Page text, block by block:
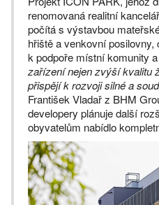
renomovaná realitní
počítá s výstavbou
hřiště a venkovní
k podpoře místní komunity
zařízení nejen zvýší kvalitu
přispějí k rozvoji silné a
František Vladař z BHM
developery plánuje další
obyvatelům nabídlo